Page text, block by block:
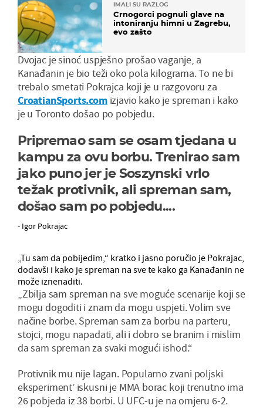
IMALI SU RAZLOG
Crnogorci pognuli glave na
intoniranju himni u Zagrebu,
evo zašto
Dvojac je sinoć uspješno prošao vaganje, a
Kanađanin je bio teži oko pola kilograma. To ne bi
trebalo smetati Pokrajca koji je u razgovoru za
CroatianSports.comizjavio kako je spreman i kako
je u Toronto došao po pobjedu.
Pripremao sam se osam tjedana u
kampu za ovu borbu. Trenirao sam
jako puno jer je Soszynski vrlo
težak protivnik, ali spreman sam,
došao sam po pobjedu....
- Igor Pokrajac
„Tu sam da pobijedim,“ kratko i jasno poručio je Pokrajac,
dodavši i kako je spreman na sve te kako ga Kanađanin ne
može iznenaditi.
„Zbilja sam spreman na sve moguće scenarije koji se
mogu dogoditi i znam da mogu uspjeti. Volim sve
načine borbe. Spreman sam za borbu na parteru,
stojci, mogu napadati, ali i dobro se branim i mislim
da sam spreman za svaki mogući ishod.“
Protivnik mu nije lagan. Popularno zvani poljski
eksperiment’ iskusni je MMA borac koji trenutno ima
26 pobjeda iz 38 borbi. U UFC-u je na omjeru 6-2.